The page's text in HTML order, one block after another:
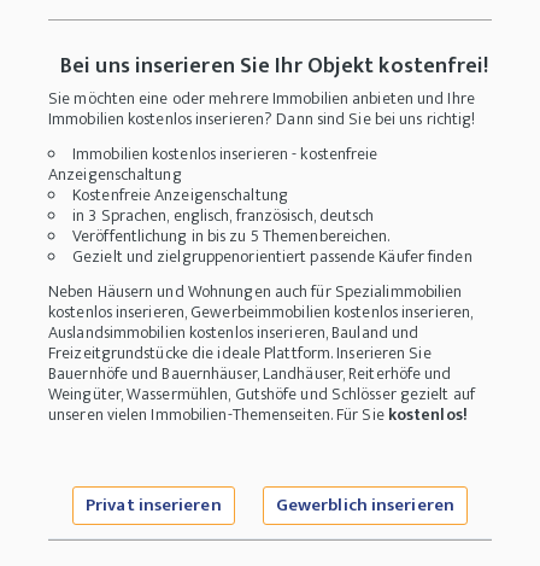
Bei uns inserieren Sie Ihr Objekt kostenfrei!
Sie möchten eine oder mehrere Immobilien anbieten und Ihre
Immobilien kostenlos inserieren? Dann sind Sie bei uns richtig!
Immobilien kostenlos inserieren - kostenfreie
Anzeigenschaltung
Kostenfreie Anzeigenschaltung
in 3 Sprachen, englisch, französisch, deutsch
Veröffentlichung in bis zu 5 Themenbereichen.
Gezielt und zielgruppenorientiert passende Käufer finden
Neben Häusern und Wohnungen auch für Spezialimmobilien
kostenlos inserieren, Gewerbeimmobilien kostenlos inserieren,
Auslandsimmobilien kostenlos inserieren, Bauland und
Freizeitgrundstücke die ideale Plattform. Inserieren Sie
Bauernhöfe und Bauernhäuser, Landhäuser, Reiterhöfe und
Weingüter, Wassermühlen, Gutshöfe und Schlösser gezielt auf
unseren vielen Immobilien-Themenseiten. Für Siekostenlos!
Privat inserieren Gewerblich inserieren